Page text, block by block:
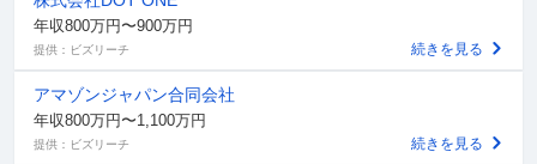
年収800万円〜900万円
提供：ビズリーチ 続きを見る
アマゾンジャパン合同会社
年収800万円〜1,100万円
提供：ビズリーチ 続きを見る